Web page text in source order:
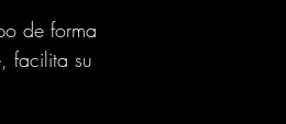
de forma
facilita su